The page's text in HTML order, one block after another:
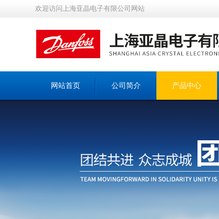
欢迎访问上海亚晶电子有限公司网站
网站首页 公司简介 产品中心